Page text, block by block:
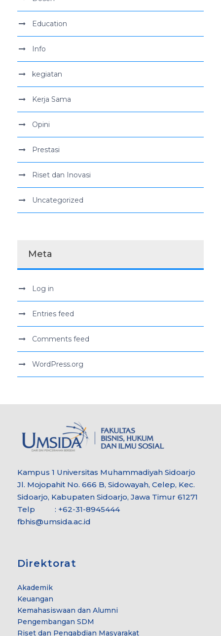
Education
Info
kegiatan
Kerja Sama
Opini
Prestasi
Riset dan Inovasi
Uncategorized
Meta
Log in
Entries feed
Comments feed
WordPress.org
Kampus 1 Universitas Muhammadiyah Sidoarjo
Jl. Mojopahit No. 666 B, Sidowayah, Celep, Kec.
Sidoarjo, Kabupaten Sidoarjo, Jawa Timur 61271
Telp : +62-31-8945444
fbhis@umsida.ac.id
Direktorat
Akademik
Keuangan
Kemahasiswaan dan Alumni
Pengembangan SDM
Riset dan Pengabdian Masyarakat